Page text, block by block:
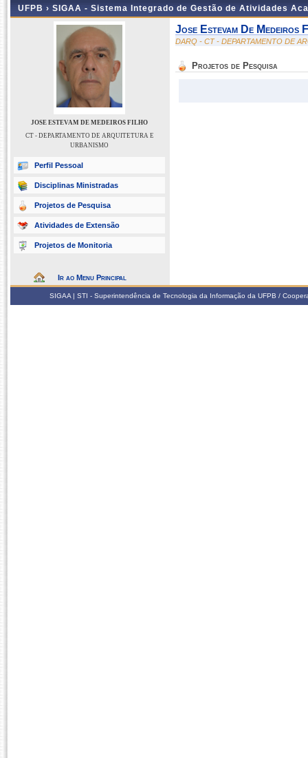
UFPB › SIGAA - Sistema Integrado de Gestão de Atividades
JOSE ESTEVAM DE MEDEIROS FILHO
CT - DEPARTAMENTO DE ARQUITETURA E
URBANISMO
Perfil Pessoal
Disciplinas Ministradas
Projetos de Pesquisa
Atividades de Extensão
Projetos de Monitoria
Ir ao Menu Principal
Jose Estevam De Medeiros
DARQ - CT - DEPARTAMENTO DE
Projetos de Pesquisa
SIGAA | STI - Superintendência de Tecnologia da Informação da UFPB /